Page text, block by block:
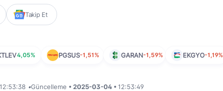
Takip Et
4,05% PGSUS-1,51% GARAN-1,59% EKGYO-1,19%
•Güncelleme • 2025-03-04 • 12:53:49